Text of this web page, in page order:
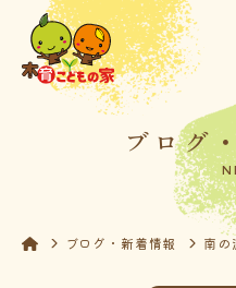
ブログ
ブログ・新着情報 南